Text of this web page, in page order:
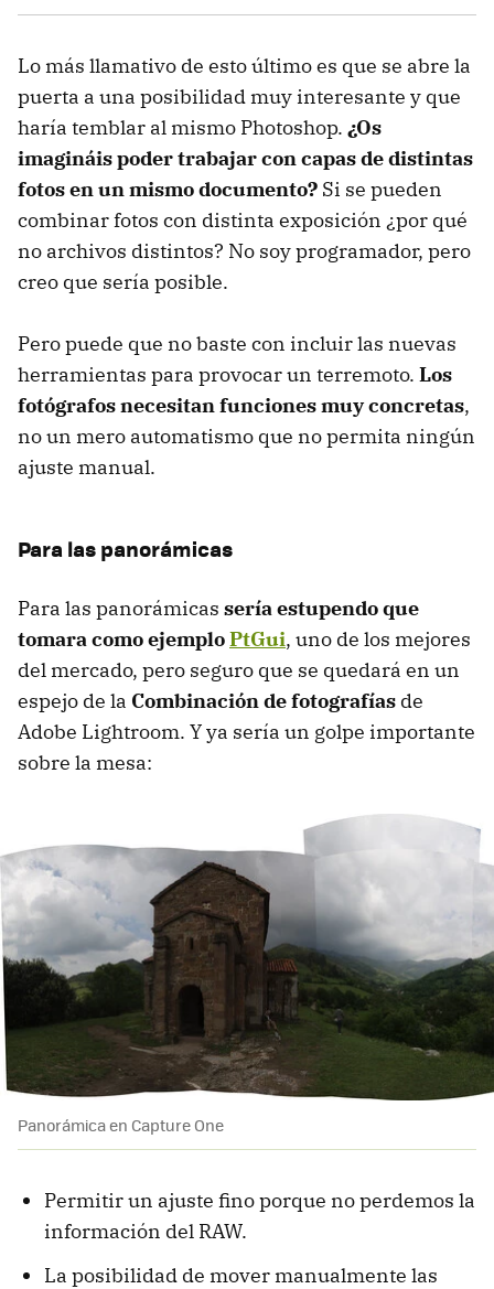
Lo más llamativo de esto último es que se abre la
puerta a una posibilidad muy interesante y que
haría temblar al mismo Photoshop. ¿Os
imagináis poder trabajar con capas de distintas
fotos en un mismo documento? Si se pueden
combinar fotos con distinta exposición ¿por qué
no archivos distintos? No soy programador, pero
creo que sería posible.
Pero puede que no baste con incluir las nuevas
herramientas para provocar un terremoto. Los
fotógrafos necesitan funciones muy concretas,
no un mero automatismo que no permita ningún
ajuste manual.
Para las panorámicas
Para las panorámicas sería estupendo que
tomara como ejemploPtGui, uno de los mejores
del mercado, pero seguro que se quedará en un
espejo de la Combinación de fotografías de
Adobe Lightroom. Y ya sería un golpe importante
sobre la mesa:
Panorámica en Capture One
Permitir un ajuste fino porque no perdemos la
información del RAW.
La posibilidad de mover manualmente las